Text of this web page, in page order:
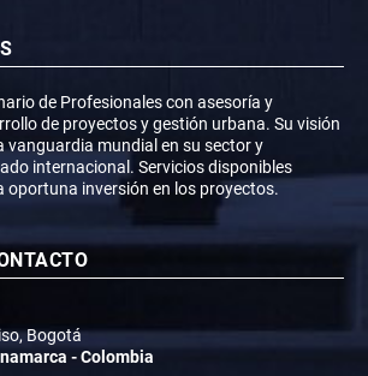
de Profesionales con asesoría y
de proyectos y gestión urbana. Su visión
vanguardia mundial en su sector y
internacional. Servicios disponibles
oportuna inversión en los proyectos.
Bogotá